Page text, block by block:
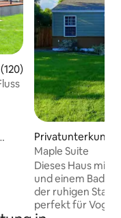
Privatunterkunft
Maple Suite
Dieses Haus mit
und einem
der ruhigen Stadt
perfekt für